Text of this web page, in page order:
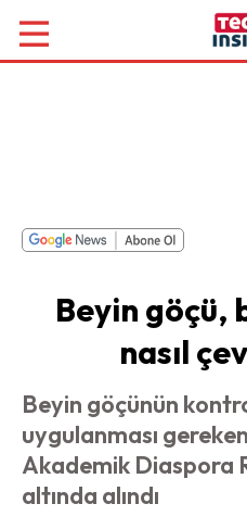
Beyin göçü,
nasıl
Beyin göçünün
uygulanması
Akademik Diaspora
altında alındı